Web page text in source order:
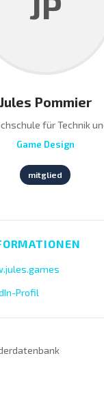
Jules Pommier
für Technik
Game Design
mitglied
Profil